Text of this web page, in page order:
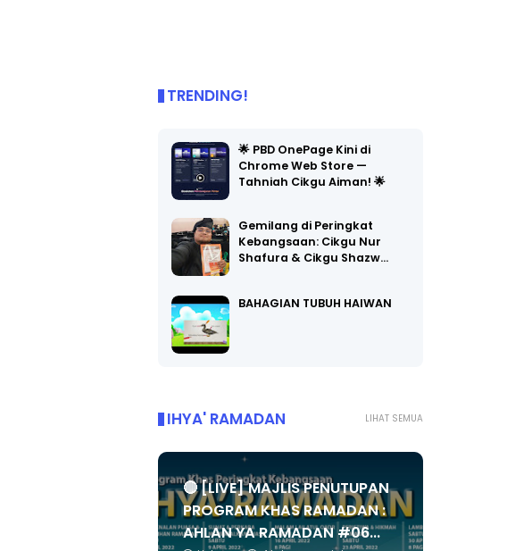
TRENDING!
🌟 PBD OnePage Kini di
Chrome Web Store —
Tahniah Cikgu Aiman! 🌟
Gemilang di Peringkat
Kebangsaan: Cikgu Nur
Shafura & Cikgu Shazw…
BAHAGIAN TUBUH HAIWAN
LIHAT SEMUA
IHYA' RAMADAN
🔴 [LIVE] MAJLIS PENUTUPAN
PROGRAM KHAS RAMADAN :
AHLAN YA RAMADAN #06...